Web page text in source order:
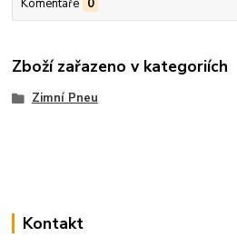
Komentáře 0
Zboží zařazeno v kategoriích
Zimní Pneu
Kontakt